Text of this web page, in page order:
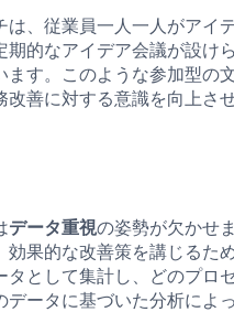
は、従業員一人一人がアイ
期的なアイデア会議が設け
ます。このような参加型の
善に対する意識を向上さ
データ重視の姿勢が欠かせ
効果的な改善策を講じるた
タとして集計し、どのプロ
データに基づいた分析によ